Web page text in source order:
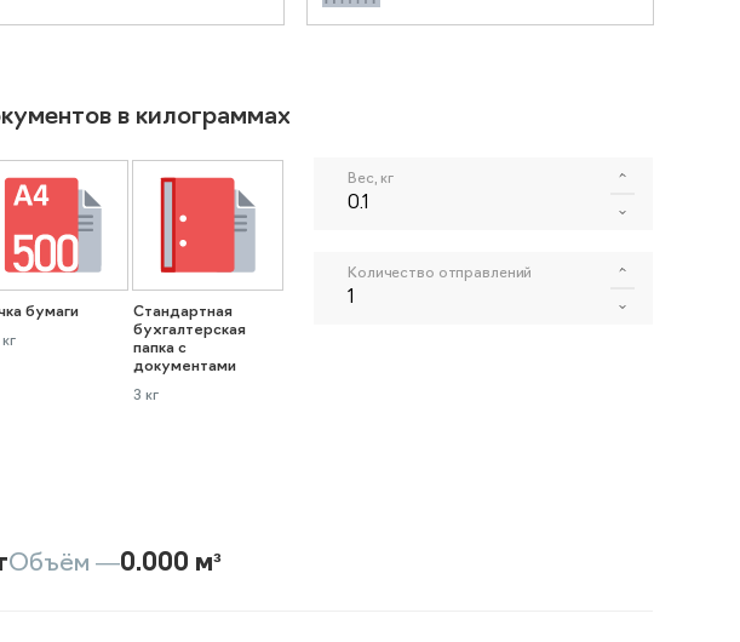
в килограммах
бумаги
Стандартная
бухгалтерская
папка с
документами
3 кг
Вес, кг
Количество отправлений
Объём —0.000 м³